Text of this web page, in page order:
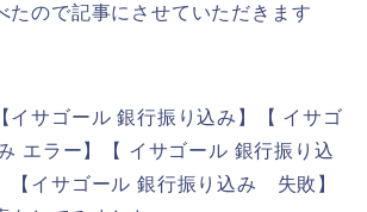
たので記事にさせていただきます
イサゴール 銀行振り込み】【 イサゴ
エラー】【 イサゴール 銀行振り込
イサゴール 銀行振り込み 失敗】